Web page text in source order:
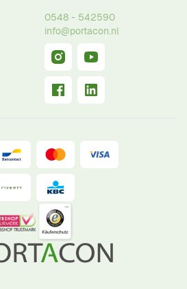
0548 - 542590
info@portacon.nl